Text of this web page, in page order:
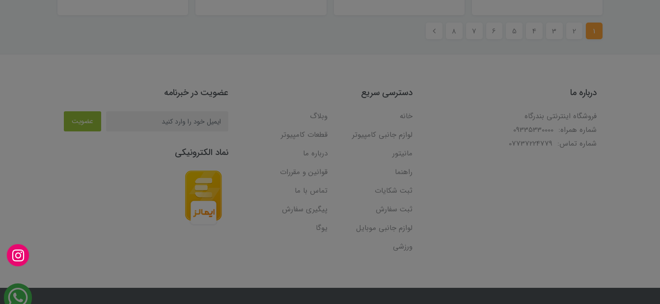
1
2
3
4
5
6
7
8
درباره ما
فروشگاه اینترنتی بندرگاه
شماره همراه: 09335330000
شماره تماس: 07737224779
دسترسی سریع
خانه
وبلاگ
لوازم جانبی کامپیوتر
قطعات کامپیوتر
مانیتور
درباره ما
راهنما
قوانین و مقررات
ثبت شکایات
تماس با ما
ثبت سفارش
پیگیری سفارش
لوازم جانبی موبایل
یوگا
ورزشی
عضویت در خبرنامه
عضویت
نماد الکترونیکی